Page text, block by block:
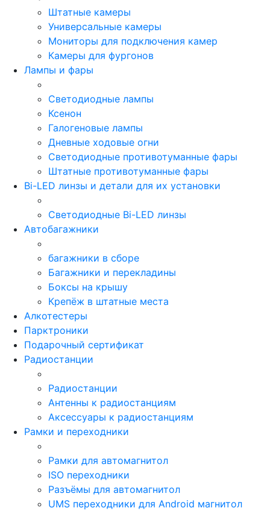
Штатные камеры
Универсальные камеры
Мониторы для подключения камер
Камеры для фургонов
Лампы и фары
Светодиодные лампы
Ксенон
Галогеновые лампы
Дневные ходовые огни
Светодиодные противотуманные фары
Штатные противотуманные фары
Bi-LED линзы и детали для их установки
Светодиодные Bi-LED линзы
Автобагажники
багажники в сборе
Багажники и перекладины
Боксы на крышу
Крепёж в штатные места
Алкотестеры
Парктроники
Подарочный сертификат
Радиостанции
Радиостанции
Антенны к радиостанциям
Аксессуары к радиостанциям
Рамки и переходники
Рамки для автомагнитол
ISO переходники
Разъёмы для автомагнитол
UMS переходники для Android магнитол